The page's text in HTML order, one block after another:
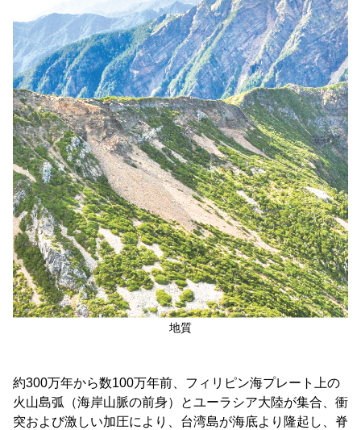
梅山ビジターセンター
南安ビジターセンター
排雲登山ビジターセンター
新康横断ルート
マボラス横断ルート
オンライン入園申請
観光マップ
気候
植物
動物
私達のビジョン
English
日本語
한국어
Bahasa Melayu
Tiếng Việt
Taglog
ไทย
Bahasa indonesia
Français
サイトマップ よくある質問
Facebook
地質
約300万年から数100万年前、フィリピン海プレート上の
火山島弧（海岸山脈の前身）とユーラシア大陸が集合、衝
突および激しい加圧により、台湾島が海底より隆起し、脊